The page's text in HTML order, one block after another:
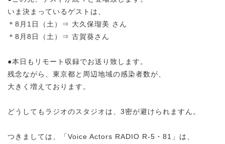
いま決まっているゲストは、
＊8月1日（土）⇒ 大久保瑠美 さん
＊8月8日（土）⇒ 古賀葵さん
●本日もリモート収録でお送り致します。
残念ながら、東京都と周辺地域の感染者数が、
大きく増えております。
どうしてもラジオのスタジオは、3密が避けられますん。
つきましては、「Voice Actors RADIO R-5・81」は、